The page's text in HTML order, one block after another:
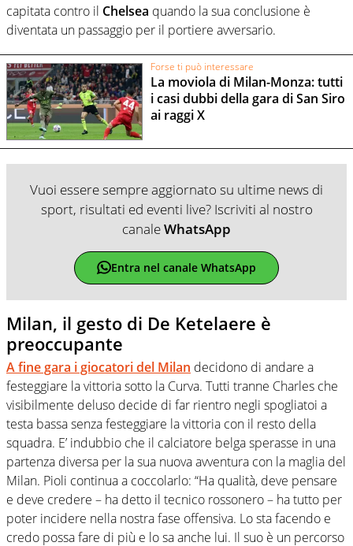
capitata contro il Chelsea quando la sua conclusione è
diventata un passaggio per il portiere avversario.
Forse ti può interessare
La moviola di Milan-Monza: tutti
i casi dubbi della gara di San Siro
ai raggi X
Vuoi essere sempre aggiornato su ultime news di
sport, risultati ed eventi live? Iscriviti al nostro
canaleWhatsApp
Entra nel canale WhatsApp
Milan, il gesto di De Ketelaere è
preoccupante
A fine gara i giocatori del Milan decidono di andare a
festeggiare la vittoria sotto la Curva. Tutti tranne Charles che
visibilmente deluso decide di far rientro negli spogliatoi a
testa bassa senza festeggiare la vittoria con il resto della
squadra. E’ indubbio che il calciatore belga sperasse in una
partenza diversa per la sua nuova avventura con la maglia del
Milan. Pioli continua a coccolarlo: “Ha qualità, deve pensare
e deve credere – ha detto il tecnico rossonero – ha tutto per
poter incidere nella nostra fase offensiva. Lo sta facendo e
credo possa fare di più e lo sa anche lui. Il suo è un percorso